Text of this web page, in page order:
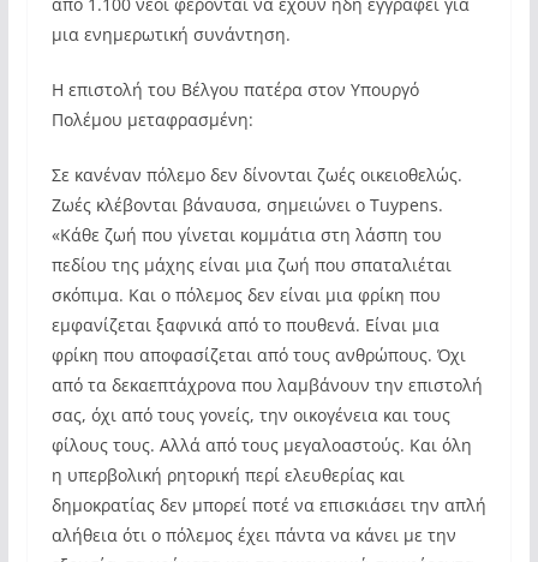
μια ενημερωτική συνάντηση.
Η επιστολή του Βέλγου πατέρα στον Υπουργό
Πολέμου μεταφρασμένη:
Σε κανέναν πόλεμο δεν δίνονται ζωές οικειοθελώς.
Ζωές κλέβονται βάναυσα, σημειώνει ο Tuypens.
«Κάθε ζωή που γίνεται κομμάτια στη λάσπη του
πεδίου της μάχης είναι μια ζωή που σπαταλιέται
σκόπιμα. Και ο πόλεμος δεν είναι μια φρίκη που
εμφανίζεται ξαφνικά από το πουθενά. Είναι μια
φρίκη που αποφασίζεται από τους ανθρώπους. Όχι
από τα δεκαεπτάχρονα που λαμβάνουν την επιστολή
σας, όχι από τους γονείς, την οικογένεια και τους
φίλους τους. Αλλά από τους μεγαλοαστούς. Και όλη
η υπερβολική ρητορική περί ελευθερίας και
δημοκρατίας δεν μπορεί ποτέ να επισκιάσει την απλή
αλήθεια ότι ο πόλεμος έχει πάντα να κάνει με την